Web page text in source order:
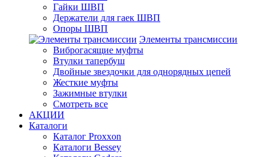
Гайки ШВП
Держатели для гаек ШВП
Опоры ШВП
Элементы трансмиссии
Виброгасящие муфты
Втулки тапербуш
Двойные звездочки для однорядных цепей
Жесткие муфты
Зажимные втулки
Смотреть все
АКЦИИ
Каталоги
Каталог Proxxon
Каталоги Bessey